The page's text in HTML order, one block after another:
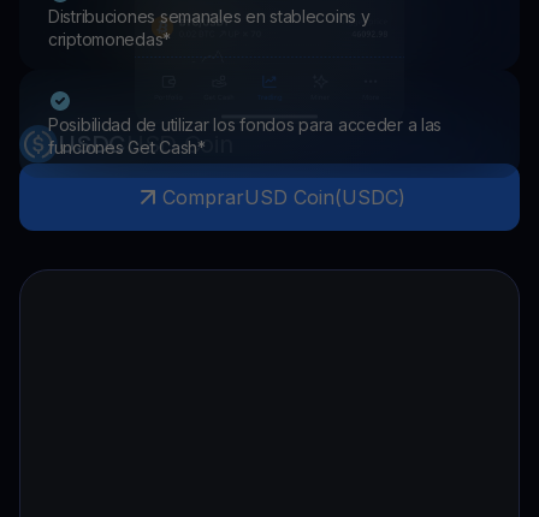
Distribuciones semanales en stablecoins y
criptomonedas*
Posibilidad de utilizar los fondos para acceder a las
funciones Get Cash*
USDCUSD Coin
ComprarUSD Coin(USDC)